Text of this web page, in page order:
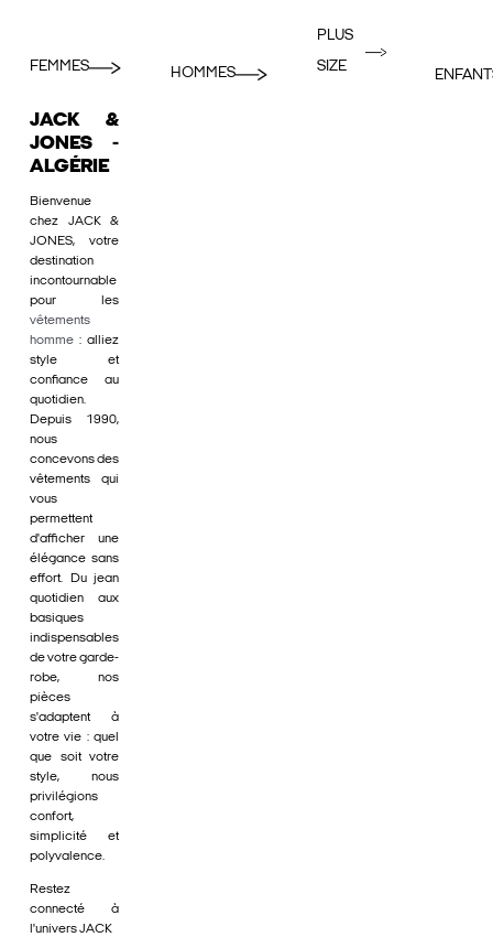
FEMMES HOMMES
PLUS
SIZE
JACK &
JONES -
ALGÉRIE
Bienvenue
chez JACK &
JONES, votre
destination
incontournable
pour les
vêtements
homme : alliez
style et
confiance au
quotidien.
Depuis 1990,
nous
concevons des
vêtements qui
vous
permettent
d'afficher une
élégance sans
effort. Du jean
quotidien aux
basiques
indispensables
de votre garde-
robe, nos
pièces
s'adaptent à
votre vie : quel
que soit votre
style, nous
privilégions
confort,
simplicité et
polyvalence.
Restez
connecté à
l'univers JACK